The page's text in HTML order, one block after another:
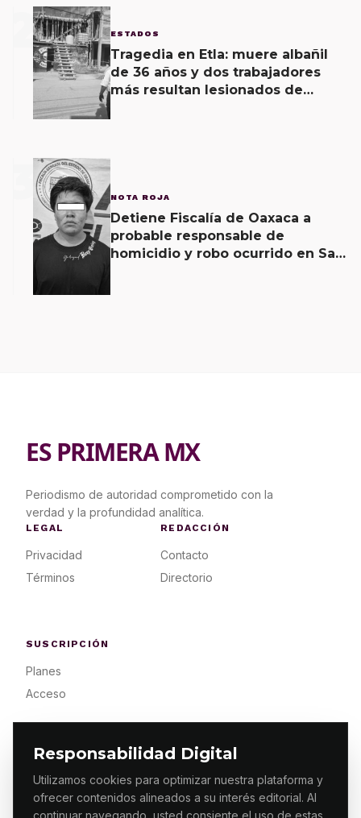
Responsabilidad Digital
Utilizamos cookies para optimizar nuestra plataforma y
ofrecer contenidos alineados a su interés editorial. Al
continuar navegando, usted consiente el uso de estas
2 ESTADOS
Tragedia en Etla: muere albañil
de 36 años y dos trabajadores
más resultan lesionados de
3 NOTA ROJA
Detiene Fiscalía de Oaxaca a
probable responsable de
homicidio y robo ocurrido en San
ES PRIMERA MX
Periodismo de autoridad comprometido con la
verdad y la profundidad analítica.
LEGAL
Privacidad
Términos
REDACCIÓN
Contacto
Directorio
SUSCRIPCIÓN
Planes
Acceso
© 2026 ES PRIMERA MX. ALGUNOS DERECHOS
RESERVADOS / DESIGNMAKING.MX